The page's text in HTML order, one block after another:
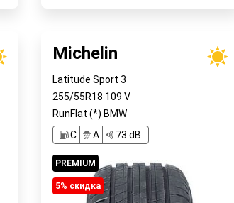
Michelin
Latitude Sport 3
255/55R18 109 V
RunFlat (*) BMW
C
A 73 dB
PREMIUM
5% cкидка